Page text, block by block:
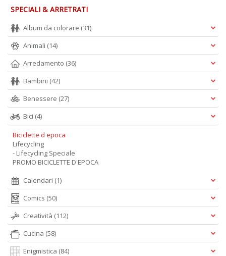
SPECIALI & ARRETRATI
Album da colorare (31)
Animali (14)
Arredamento (36)
Bambini (42)
Benessere (27)
Bici (4)
Biciclette d epoca
Lifecycling
- Lifecycling Speciale
PROMO BICICLETTE D'EPOCA
Calendari (1)
Comics (50)
Creatività (112)
Cucina (58)
Enigmistica (84)